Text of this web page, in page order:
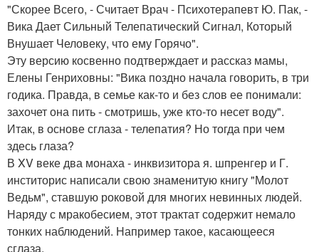
"Скорее Всего, - Считает Врач - Психотерапевт Ю. Пак, -
Вика Дает Сильный Телепатический Сигнал, Который
Внушает Человеку, что ему Горячо".
Эту версию косвенно подтверждает и рассказ мамы,
Елены Генриховны: "Вика поздно начала говорить, в три
годика. Правда, в семье как-то и без слов ее понимали:
захочет она пить - смотришь, уже кто-то несет воду".
Итак, в основе сглаза - телепатия? Но тогда при чем
здесь глаза?
В XV веке два монаха - инквизитора я. шпренгер и Г.
инститорис написали свою знаменитую книгу "Молот
Ведьм", ставшую роковой для многих невинных людей.
Наряду с мракобесием, этот трактат содержит немало
тонких наблюдений. Например такое, касающееся
сглаза.